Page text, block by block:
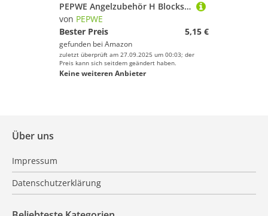
PEPWE Angelzubehör H Blocks Marker Float Kopierschnur Ausrüstung H Marker für Endgeräte Block Marker
von PEPWE
Bester Preis
5,15 €
gefunden bei Amazon
zuletzt überprüft am 27.09.2025 um 00:03; der
Preis kann sich seitdem geändert haben.
Keine weiteren Anbieter
Über uns
Impressum
Datenschutzerklärung